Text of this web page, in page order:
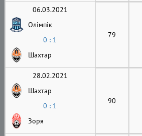
06.03.2021
Олімпік
0 : 1
Шахтар
79
28.02.2021
Шахтар
0 : 1
Зоря
90